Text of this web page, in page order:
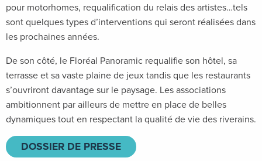
pour motorhomes, requalification du relais des artistes…tels
sont quelques types d’interventions qui seront réalisées dans
les prochaines années.
De son côté, le Floréal Panoramic requalifie son hôtel, sa
terrasse et sa vaste plaine de jeux tandis que les restaurants
s’ouvriront davantage sur le paysage. Les associations
ambitionnent par ailleurs de mettre en place de belles
dynamiques tout en respectant la qualité de vie des riverains.
DOSSIER DE PRESSE